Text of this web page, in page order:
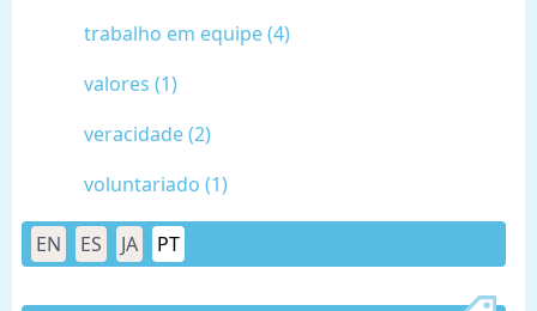
trabalho em equipe (4)
valores (1)
veracidade (2)
voluntariado (1)
EN ES JA PT